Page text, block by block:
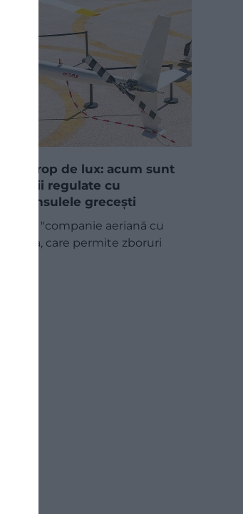
un strop de lux: acum sunt
regulate cu
insulele grecești
prima "companie aeriană cu
care permite zboruri